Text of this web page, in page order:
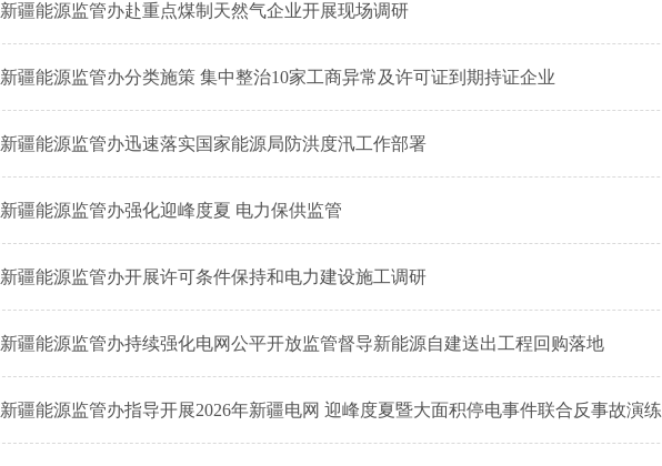
新疆能源监管办赴重点煤制天然气企业开展现场调研
新疆能源监管办分类施策 集中整治10家工商异常及许可证到期持证企业
新疆能源监管办迅速落实国家能源局防洪度汛工作部署
新疆能源监管办强化迎峰度夏 电力保供监管
新疆能源监管办开展许可条件保持和电力建设施工调研
新疆能源监管办持续强化电网公平开放监管督导新能源自建送出工程回购落地
新疆能源监管办指导开展2026年新疆电网 迎峰度夏暨大面积停电事件联合反事故演练